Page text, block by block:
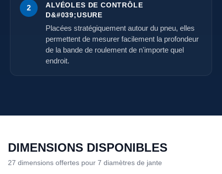
2
ALVÉOLES DE CONTRÔLE
D&#039;USURE
Placées stratégiquement autour du pneu, elles
permettent de mesurer facilement la profondeur
de la bande de roulement de n'importe quel
endroit.
DIMENSIONS DISPONIBLES
27 dimensions offertes pour 7 diamètres de jante